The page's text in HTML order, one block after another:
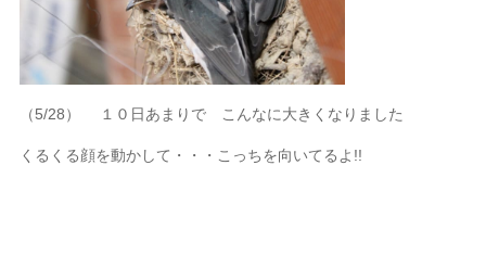
（5/28） １０日あまりで こんなに大きくなりました
くるくる顔を動かして・・・こっちを向いてるよ!!